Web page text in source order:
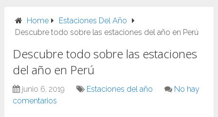
Home
Estaciones Del Año
Descubre todo sobre las estaciones del año en Perú
Descubre todo sobre las estaciones
del año en Perú
junio 6, 2019 Estaciones del año
No hay
comentarios